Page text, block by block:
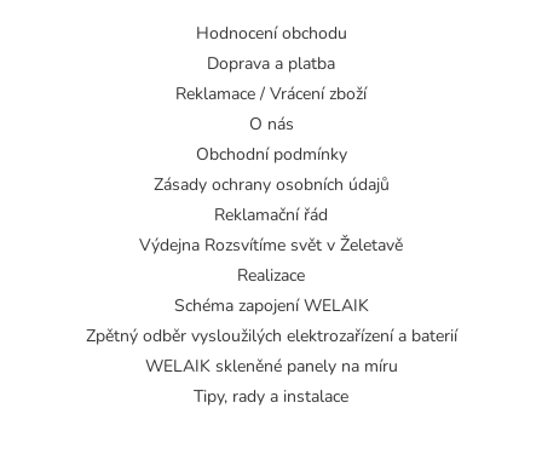
Hodnocení obchodu
Doprava a platba
Reklamace / Vrácení zboží
O nás
Obchodní podmínky
Zásady ochrany osobních údajů
Reklamační řád
Výdejna Rozsvítíme svět v Želetavě
Realizace
Schéma zapojení WELAIK
Zpětný odběr vysloužilých elektrozařízení a baterií
WELAIK skleněné panely na míru
Tipy, rady a instalace